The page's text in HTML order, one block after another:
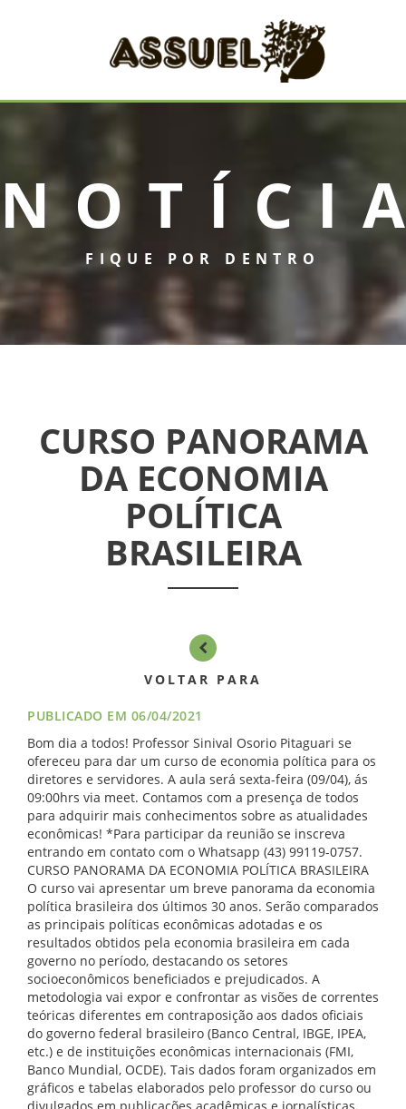
INICIAL
ASSUEL
CONVÊNIOS
ASSEMBLÉIAS
NOTÍCIAS
CONTATO
FIQUE POR DENTRO
CURSO PANORAMA
DA ECONOMIA
POLÍTICA
BRASILEIRA
VOLTAR PARA
PUBLICADO EM 06/04/2021
Bom dia a todos! Professor Sinival Osorio Pitaguari se
ofereceu para dar um curso de economia política para os
diretores e servidores. A aula será sexta-feira (09/04), ás
09:00hrs via meet. Contamos com a presença de todos
para adquirir mais conhecimentos sobre as atualidades
econômicas! *Para participar da reunião se inscreva
entrando em contato com o Whatsapp (43) 99119-0757.
CURSO PANORAMA DA ECONOMIA POLÍTICA BRASILEIRA
O curso vai apresentar um breve panorama da economia
política brasileira dos últimos 30 anos. Serão comparados
as principais políticas econômicas adotadas e os
resultados obtidos pela economia brasileira em cada
governo no período, destacando os setores
socioeconômicos beneficiados e prejudicados. A
metodologia vai expor e confrontar as visões de correntes
teóricas diferentes em contraposição aos dados oficiais
do governo federal brasileiro (Banco Central, IBGE, IPEA,
etc.) e de instituições econômicas internacionais (FMI,
Banco Mundial, OCDE). Tais dados foram organizados em
gráficos e tabelas elaborados pelo professor do curso ou